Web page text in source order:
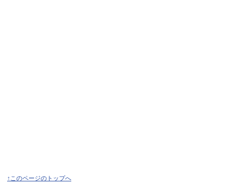
↑このページのトップへ